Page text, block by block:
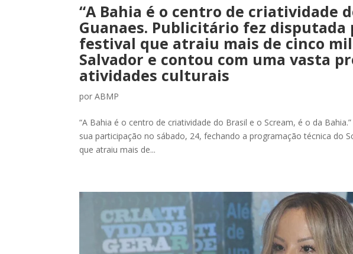
“A Bahia é o centro de criatividade
Guanaes. Publicitário fez disputada
festival que atraiu mais de cinco
Salvador e contou com uma vasta
atividades culturais
porABMP
“A Bahia é o centro de criatividade do Brasil e o Scream, é o da
sua participação no sábado, 24, fechando a programação técnica do
que atraiu mais de...